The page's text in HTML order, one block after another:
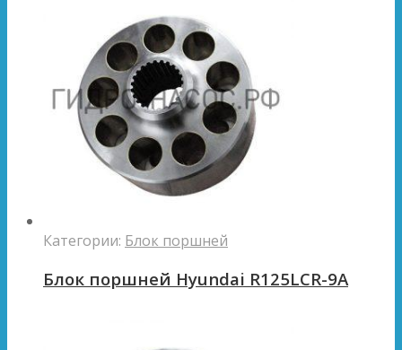
Категории: Блок поршней
Блок поршней Hyundai R125LCR-9A